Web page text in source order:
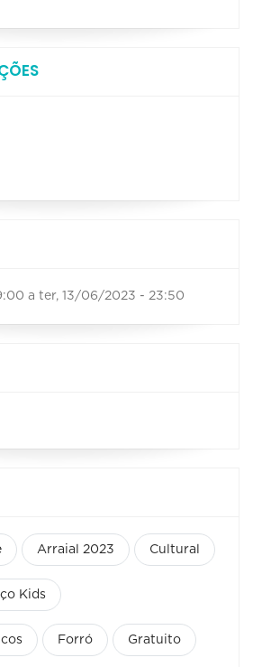
a ter, 13/06/2023 - 23:50
Arraial 2023 Cultural
Kids
Forró Gratuito